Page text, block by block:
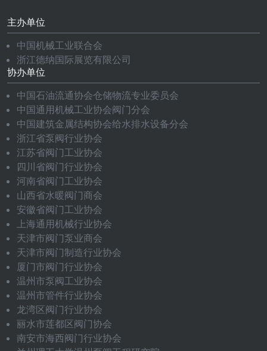
主办单位
中国机械工业联合会
浙江德纳国际展览有限公司
协办单位
中国石油流通协会仓储物流专业委员会
中国通用机械工业协会阀门分会
中国建筑金属结构协会给水排水设备分会
浙江省泵阀行业协会
江苏省阀门工业协会
四川省阀门行业协会
河南省阀门工业协会
山西省水暖阀门商会
安徽省阀门工业协会
上海通用机械行业协会
天津市阀门泵业商会
天津市阀门制造行业协会
厦门市阀门行业协会
温州市泵阀工业协会
温州市管件行业协会
龙湾区阀门行业协会
丽水市莲都区阀门协会
南安市海西阀门行业协会